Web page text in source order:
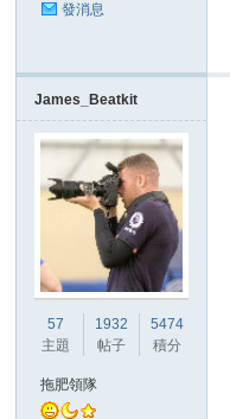
發消息
James_Beatkit
57
主題
1932
帖子
5474
積分
拖肥領隊